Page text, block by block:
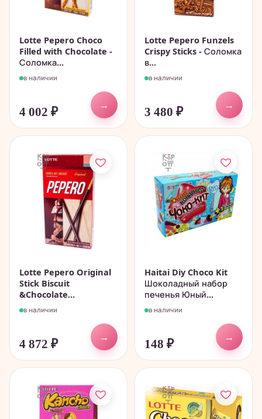
Lotte Pepero Choco
Filled with Chocolate -
Соломка...
в наличии
4 002 ₽
→
Lotte Pepero Funzels
Crispy Sticks - Соломка
в...
в наличии
3 480 ₽
→
Lotte Pepero Original
Stick Biscuit
&Chocolate...
в наличии
4 872 ₽
→
Haitai Diy Choco Kit
Шоколадный набор
печенья ​Юный...
в наличии
148 ₽
→